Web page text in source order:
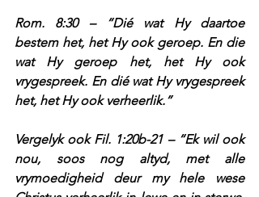
Rom. 8:30 – “Dié wat Hy daartoe
bestem het, het Hy ook geroep. En die
wat Hy geroep het, het Hy ook
vrygespreek. En dié wat Hy vrygespreek
het, het Hy ook verheerlik.”
Vergelyk ook Fil. 1:20b-21 – “Ek wil ook
nou, soos nog altyd, met alle
vrymoedigheid deur my hele wese